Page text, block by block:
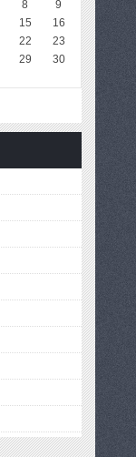
8
9
15
16
22
23
29
30